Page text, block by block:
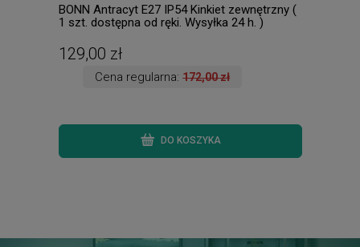
BONN Antracyt E27 IP54 Kinkiet zewnętrzny (
1 szt. dostępna od ręki. Wysyłka 24 h. )
129,00 zł
Cena regularna:172,00 zł
DO KOSZYKA